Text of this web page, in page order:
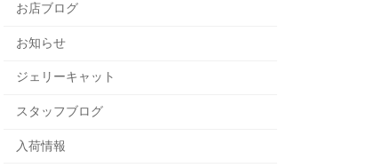
お店ブログ
お知らせ
ジェリーキャット
スタッフブログ
入荷情報